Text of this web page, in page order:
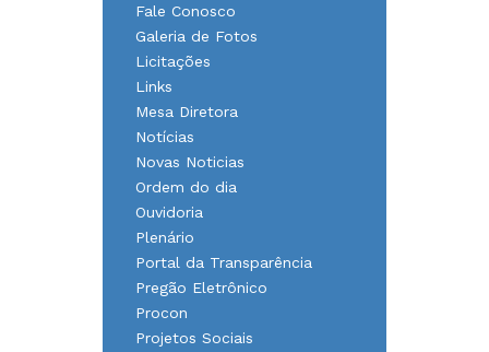
Fale Conosco
Galeria de Fotos
Licitações
Links
Mesa Diretora
Notícias
Novas Noticias
Ordem do dia
Ouvidoria
Plenário
Portal da Transparência
Pregão Eletrônico
Procon
Projetos Sociais